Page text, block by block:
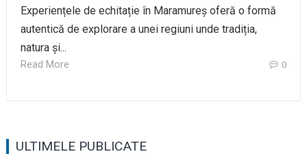
Experiențele de echitație în Maramureș oferă o formă
autentică de explorare a unei regiuni unde tradiția,
natura și...
Read More 0
ULTIMELE PUBLICATE